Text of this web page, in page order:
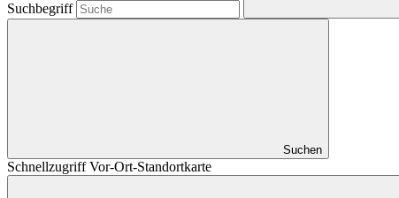
Suchbegriff
Suchen
Schnellzugriff Vor-Ort-Standortkarte